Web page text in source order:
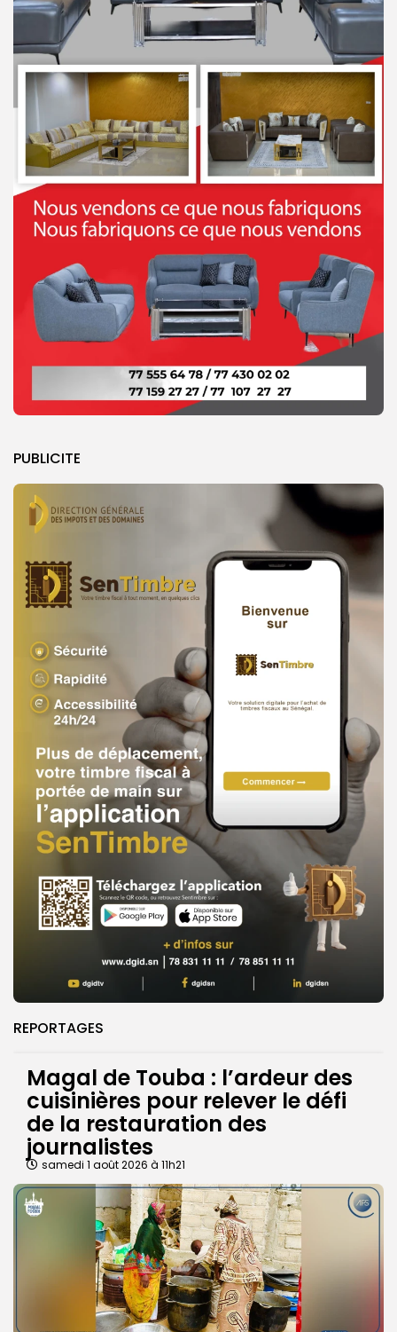
PUBLICITE
REPORTAGES
Magal de Touba : l’ardeur des
cuisinières pour relever le défi
de la restauration des
journalistes
samedi 1 août 2026 à 11h21